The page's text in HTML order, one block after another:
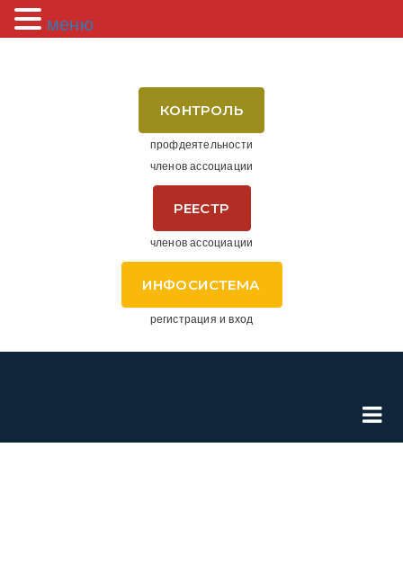
КОНТРОЛЬ
профдеятельности
членов ассоциации
РЕЕСТР
членов ассоциации
ИНФОСИСТЕМА
регистрация и вход
меню